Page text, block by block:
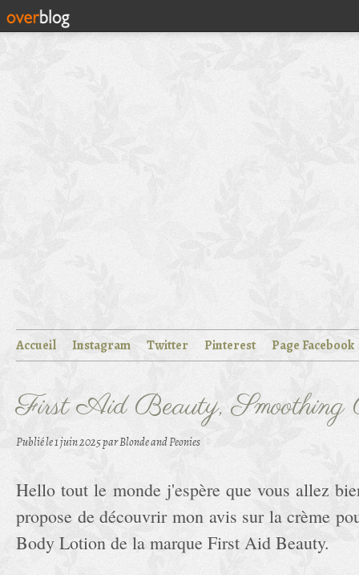
Accueil Instagram Twitter Pinterest Page Facebook
First Aid Beauty, Smoothing
Publié le1 juin 2025par Blonde and Peonies
Hello tout le monde j'espère que vous allez
propose de découvrir mon avis sur la crème
Body Lotion de la marque First Aid Beauty.